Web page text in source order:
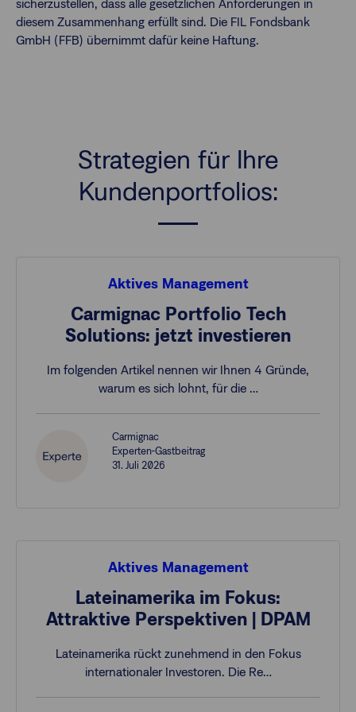
sicherzustellen, dass alle gesetzlichen Anforderungen in
diesem Zusammenhang erfüllt sind. Die FIL Fondsbank
GmbH (FFB) übernimmt dafür keine Haftung.
Strategien für Ihre
Kundenportfolios:
Aktives Management
Carmignac Portfolio Tech
Solutions: jetzt investieren
Im folgenden Artikel nennen wir Ihnen 4 Gründe,
warum es sich lohnt, für die …
Carmignac
Experten-Gastbeitrag
31. Juli 2026
Aktives Management
Lateinamerika im Fokus:
Attraktive Perspektiven | DPAM
Lateinamerika rückt zunehmend in den Fokus
internationaler Investoren. Die Re…